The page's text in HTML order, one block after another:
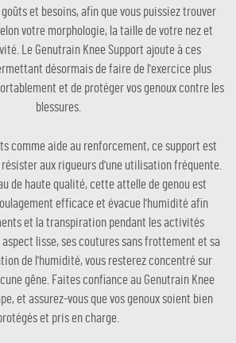
et besoins, afin que vous puissiez trouver
votre morphologie, la taille de votre nez et
Le Genutrain Knee Support ajoute à ces
désormais de faire de l'exercice plus
et de protéger vos genoux contre les
blessures.
comme aide au renforcement, ce support est
aux rigueurs d'une utilisation fréquente.
de haute qualité, cette attelle de genou est
efficace et évacue l'humidité afin
et la transpiration pendant les activités
aspect lisse, ses coutures sans frottement et sa
de l'humidité, vous resterez concentré sur
gêne. Faites confiance au Genutrain Knee
et assurez-vous que vos genoux soient bien
et pris en charge.